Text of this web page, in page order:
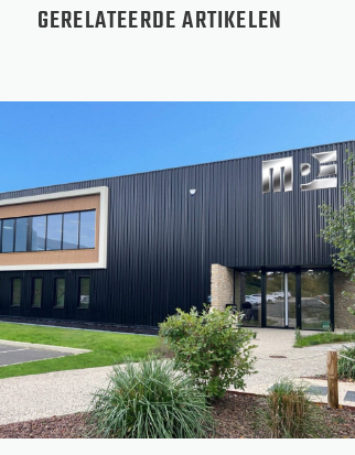
GERELATEERDE ARTIKELEN